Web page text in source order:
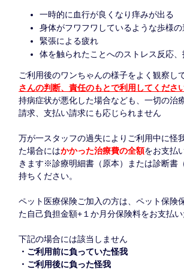
一時的に血行が良くなり痒みが出る
身体がフワフワしているような歩様
緊張による疲れ
体を触られたことへのストレス反応
ご利用後のワンちゃんの様子をよく観察し
さんの判断、責任のもとで利用してください
持病症状が悪化した場合なども、一切の治
請求、支払い請求にも応じられません
万が一スタッフの過失によりご利用中に怪
た場合にはかかった治療費の全額をお支払
きます※診療明細書（原本）または診断書
持ちください。
ペット医療保険ご加入の方は、ペット保険
た自己負担金額+１か月分保険料をお支払
下記の場合には該当しません
・ご利用前に負っていた怪我
・ご利用後に負った怪我